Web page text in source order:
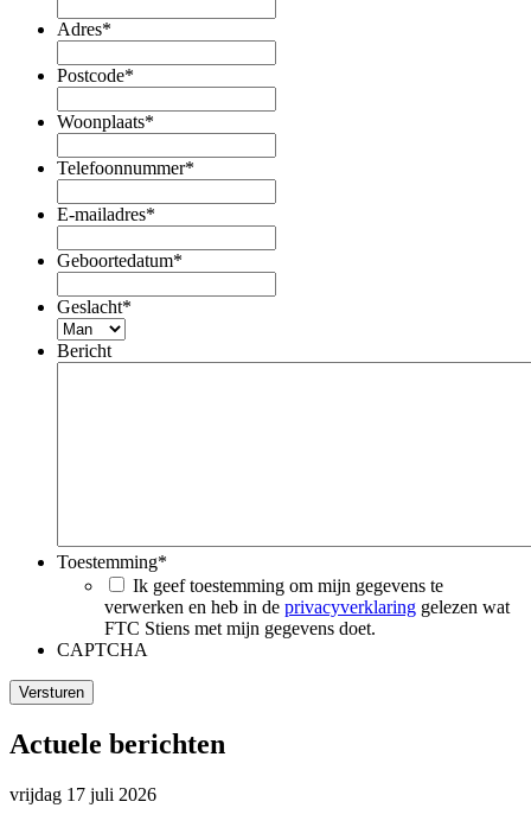
Adres*
Postcode*
Woonplaats*
Telefoonnummer*
E-mailadres*
Geboortedatum*
Geslacht*
Bericht
Toestemming*
Ik geef toestemming om mijn gegevens te
verwerken en heb in de privacyverklaring gelezen wat
FTC Stiens met mijn gegevens doet.
CAPTCHA
Versturen
Actuele berichten
vrijdag 17 juli 2026